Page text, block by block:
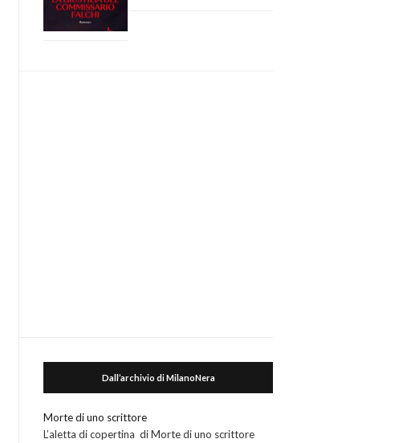
Dall’archivio di MilanoNera
Morte di uno scrittore
L’aletta di copertina di Morte di uno scrittore